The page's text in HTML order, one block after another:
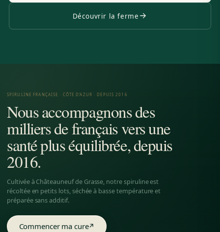
Découvrir la ferme
SPIRULINE FRANÇAISE · CÔTE D’AZUR · DEPUIS 2016
Nous accompagnons des
milliers de français vers une
santé plus équilibrée, depuis
2016.
Cultivée à Châteauneuf de Grasse, notre spiruline est
récoltée en petits lots, séchée à basse température et
préparée sans additif.
Commencer ma cure↗